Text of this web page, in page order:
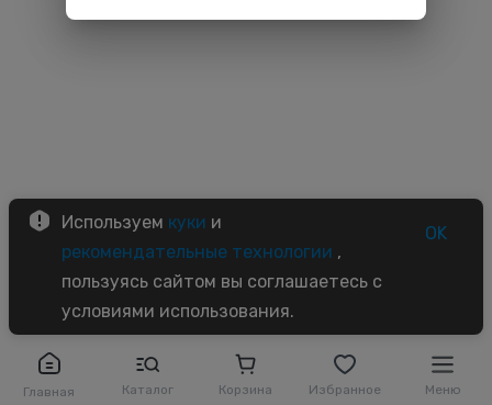
Главная Каталог Корзина Избранное Меню
Используем куки и
рекомендательные технологии ,
пользуясь сайтом вы соглашаетесь с
условиями использования.
OK